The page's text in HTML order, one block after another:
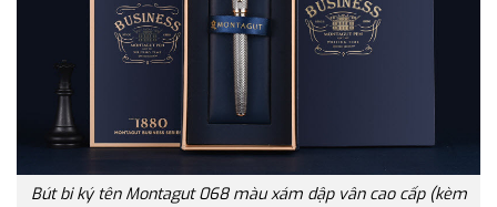
Bút bi ký tên Montagut 068 màu xám dập vân cao cấp (kèm